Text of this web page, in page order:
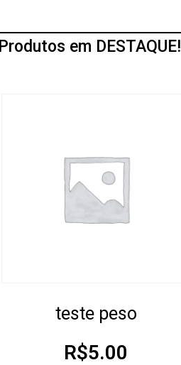
Produtos em DESTAQUE!
teste peso
R$5.00